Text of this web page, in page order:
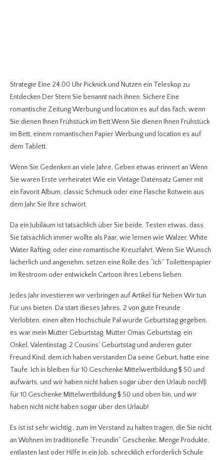
Strategie Eine 24.00 Uhr Picknick und Nutzen ein Teleskop zu
Entdecken Der Stern Sie benannt nach ihnen. Sichere Eine
romantische Zeitung Werbung und location es auf das Fach, wenn
Sie dienen Ihnen Frühstück im Bett.Wenn Sie dienen Ihnen Frühstück
im Bett, einem romantischen Papier Werbung und location es auf
dem Tablett.
Wenn Sie Gedenken an viele Jahre, Geben etwas erinnert an Wenn
Sie waren Erste verheiratet Wie ein Vintage Datensatz Gamer mit
ein Favorit Album, classic Schmuck oder eine Flasche Rotwein aus
dem Jahr Sie Ihre schwört.
Da ein Jubiläum ist tatsächlich über Sie beide, Testen etwas, dass
Sie tatsächlich immer wollte als Paar, wie lernen wie Walzer, White
Water Rafting, oder eine romantische Kreuzfahrt. Wenn Sie Wunsch
lächerlich und angenehm, setzen eine Rolle des “Ich” Toilettenpapier
im Restroom oder entwickeln Cartoon ihres Lebens lieben.
Jedes Jahr investieren wir verbringen auf Artikel für Neben Wir tun
Für uns bieten. Da start dieses Jahres, 2 von gute Freunde
Verlobten, einen alten Hochschule Pal wurde Geburtstag gegeben,
es war mein Mütter Geburtstag, Mütter Omas Geburtstag, ein
Onkel, Valentinstag, 2 Cousins’ Geburtstag und anderen guter
Freund Kind, dem ich haben verstanden Da seine Geburt, hatte eine
Taufe. Ich in bleiben für 10 Geschenke Mittelwertbildung $ 50 und
aufwärts, und wir haben nicht haben sogar über den Urlaub noch!|I
für 10 Geschenke Mittelwertbildung $ 50 und oben bin, und wir
haben nicht nicht haben sogar über den Urlaub!
Es ist ist sehr wichtig , zum im Verstand zu halten tragen, die Sie nicht
an Wohnen im traditionelle “Freundin” Geschenke. Menge Produkte,
entlasten last oder Hilfe in ein Job, schrecklich erforderlich Schule